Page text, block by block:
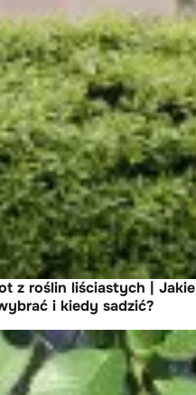
z roślin liściastych | Jakie
i kiedy sadzić?